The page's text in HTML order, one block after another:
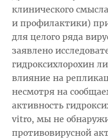
клинического
и профилактики)
для целого ряда
заявлено
гидроксихлорохин
влияние на
несмотря на
активность
vitro, мы не
противовирусной